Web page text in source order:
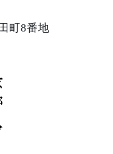
町8番地